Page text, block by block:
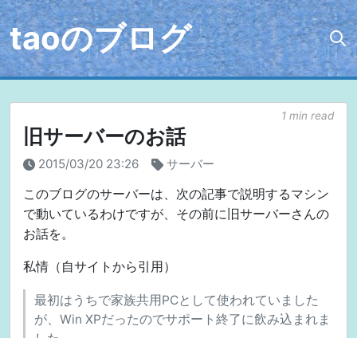
taoのブログ
1 min read
旧サーバーのお話
2015/03/20 23:26 サーバー
このブログのサーバーは、次の記事で説明するマシン
で動いているわけですが、その前に旧サーバーさんの
お話を。
私情（自サイトから引用）
最初はうちで家族共用PCとして使われていました
が、Win XPだったのでサポート終了に飲み込まれま